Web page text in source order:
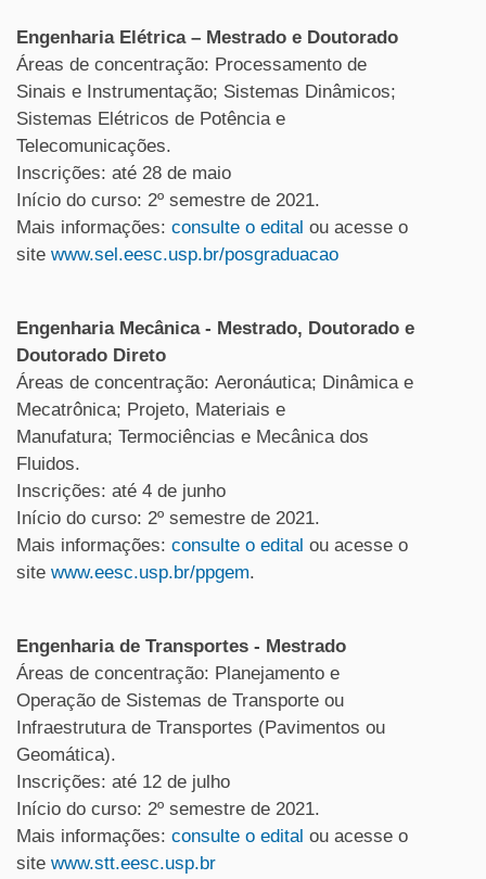
Engenharia Elétrica – Mestrado e Doutorado
Áreas de concentração: Processamento de
Sinais e Instrumentação; Sistemas Dinâmicos;
Sistemas Elétricos de Potência e
Telecomunicações.
Inscrições: até 28 de maio
Início do curso: 2º semestre de 2021.
Mais informações: consulte o edital ou acesse o
site www.sel.eesc.usp.br/posgraduacao
Engenharia Mecânica - Mestrado, Doutorado e
Doutorado Direto
Áreas de concentração: Aeronáutica; Dinâmica e
Mecatrônica; Projeto, Materiais e
Manufatura; Termociências e Mecânica dos
Fluidos.
Inscrições: até 4 de junho
Início do curso: 2º semestre de 2021.
Mais informações: consulte o edital ou acesse o
site www.eesc.usp.br/ppgem.
Engenharia de Transportes - Mestrado
Áreas de concentração: Planejamento e
Operação de Sistemas de Transporte ou
Infraestrutura de Transportes (Pavimentos ou
Geomática).
Inscrições: até 12 de julho
Início do curso: 2º semestre de 2021.
Mais informações: consulte o edital ou acesse o
site www.stt.eesc.usp.br